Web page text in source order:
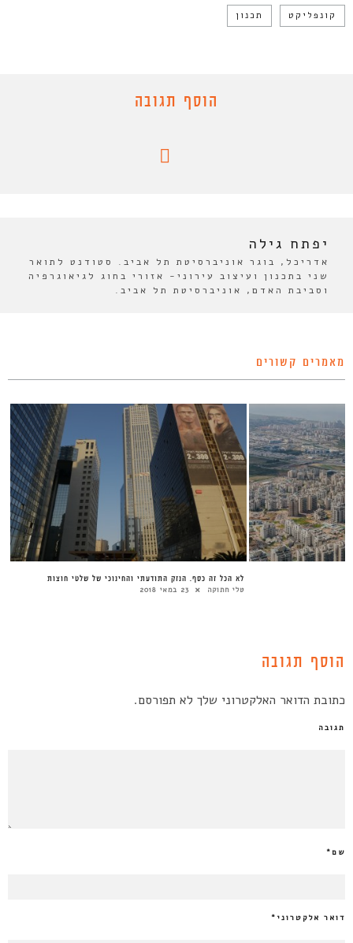
קונפליקט תכנון
הוסף תגובה
יפתח גילה
אדריכל, בוגר אוניברסיטת תל אביב. סטודנט לתואר
שני בתכנון ועיצוב עירוני- אזורי בחוג לגיאוגרפיה
וסביבת האדם, אוניברסיטת תל אביב.
מאמרים קשורים
לא הכל זה כסף. הנזק התודעתי והחינוכי של שלטי חוצות
טלי חתוקה 23 במאי 2018
הוסף תגובה
כתובת הדואר האלקטרוני שלך לא תפורסם.
תגובה
שם*
דואר אלקטרוני *